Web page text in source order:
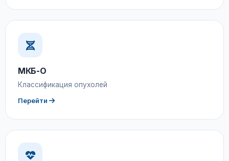
МКБ-О
Классификация опухолей
Перейти